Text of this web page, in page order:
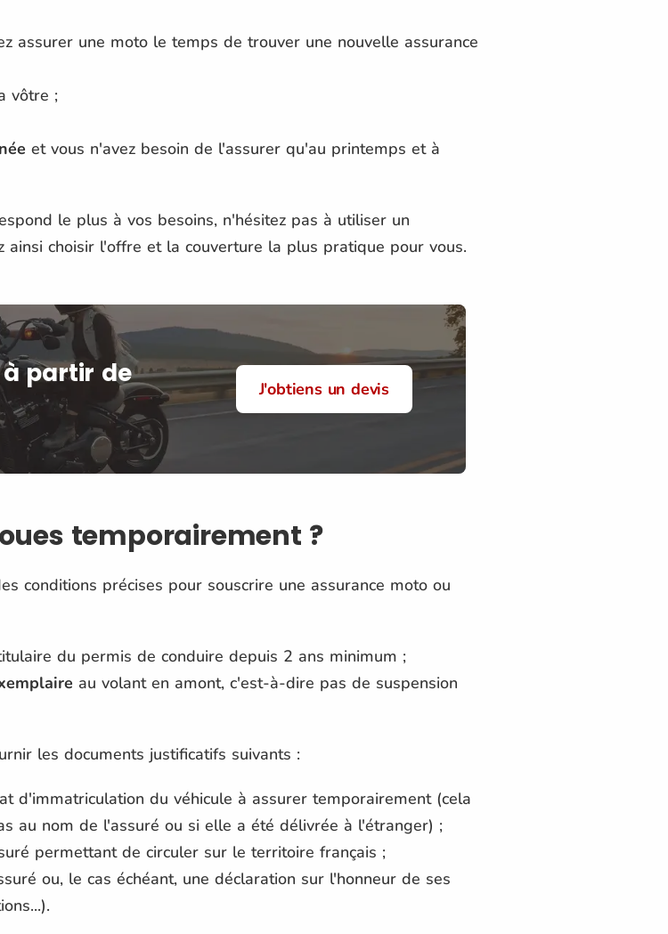
assurer une moto le temps de trouver une nouvelle assurance
vôtre ;
et vous n'avez besoin de l'assurer qu'au printemps et à
le plus à vos besoins, n'hésitez pas à utiliser un
ainsi choisir l'offre et la couverture la plus pratique pour vous.
partir de
J'obtiens un devis
temporairement ?
conditions précises pour souscrire une assurance moto ou
du permis de conduire depuis 2 ans minimum ;
au volant en amont, c'est-à-dire pas de suspension
les documents justificatifs suivants :
d'immatriculation du véhicule à assurer temporairement (cela
au nom de l'assuré ou si elle a été délivrée à l'étranger) ;
permettant de circuler sur le territoire français ;
ou, le cas échéant, une déclaration sur l'honneur de ses